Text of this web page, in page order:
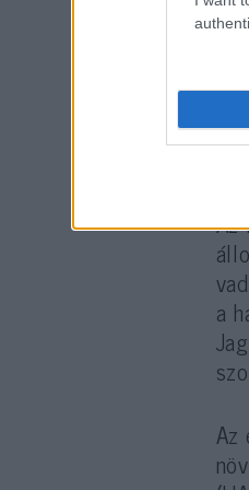
Az
a